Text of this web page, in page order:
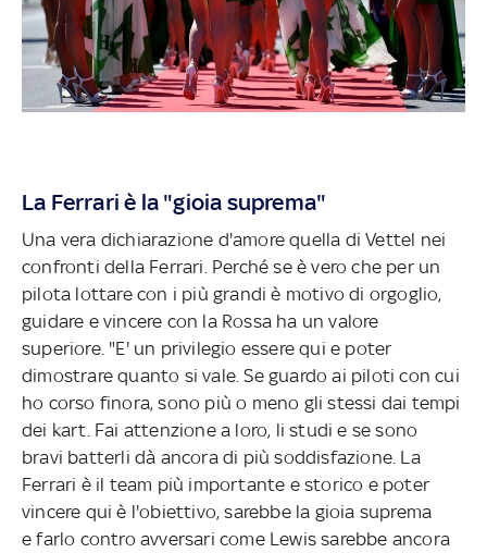
La Ferrari è la "gioia suprema"
Una vera dichiarazione d'amore quella di Vettel nei
confronti della Ferrari. Perché se è vero che per un
pilota lottare con i più grandi è motivo di orgoglio,
guidare e vincere con la Rossa ha un valore
superiore. "E' un privilegio essere qui e poter
dimostrare quanto si vale. Se guardo ai piloti con cui
ho corso finora, sono più o meno gli stessi dai tempi
dei kart. Fai attenzione a loro, li studi e se sono
bravi batterli dà ancora di più soddisfazione. La
Ferrari è il team più importante e storico e poter
vincere qui è l'obiettivo, sarebbe la gioia suprema
e farlo contro avversari come Lewis sarebbe ancora